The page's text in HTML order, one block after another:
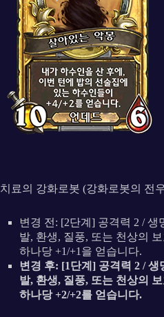
치료의 강화로봇 (강화로봇의 전
변경 전: [2단계] 공격력 2 / 생
발, 환생, 질풍, 또는 천상의
하나당 +1/+1을 얻습니다.
변경 후: [1단계] 공격력 2 /
발, 환생, 질풍, 또는 천상의
하나당 +2/+2를 얻습니다.